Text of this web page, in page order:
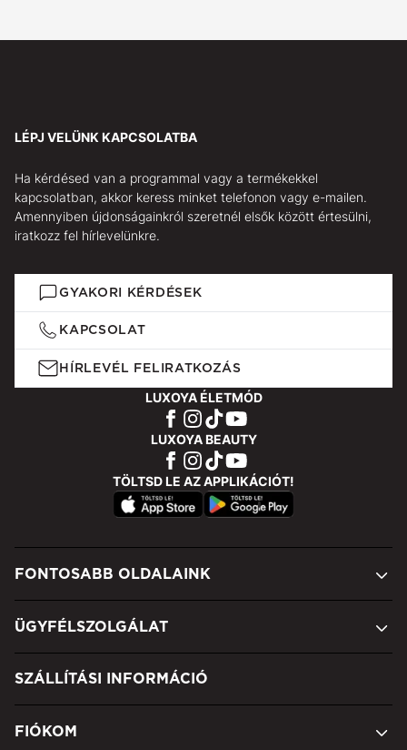
LÉPJ VELÜNK KAPCSOLATBA
Ha kérdésed van a programmal vagy a termékekkel
kapcsolatban, akkor keress minket telefonon vagy e-mailen.
Amennyiben újdonságainkról szeretnél elsők között értesülni,
iratkozz fel hírlevelünkre.
GYAKORI KÉRDÉSEK
KAPCSOLAT
HÍRLEVÉL FELIRATKOZÁS
LUXOYA ÉLETMÓD
LUXOYA BEAUTY
TÖLTSD LE AZ APPLIKÁCIÓT!
FONTOSABB OLDALAINK
ÜGYFÉLSZOLGÁLAT
SZÁLLÍTÁSI INFORMÁCIÓ
FIÓKOM